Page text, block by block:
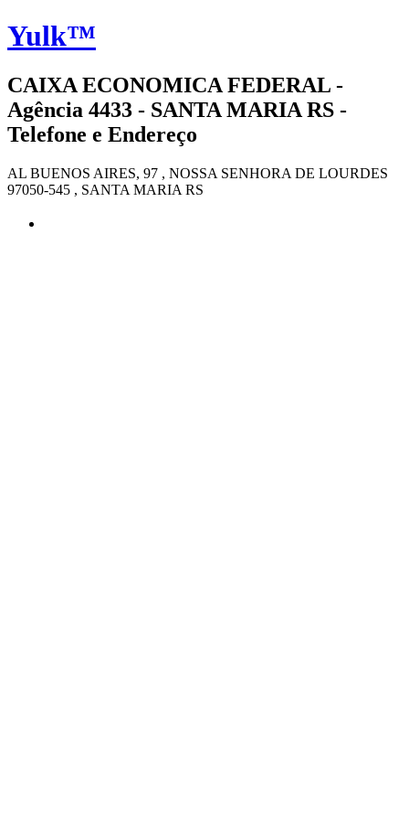
Yulk™
CAIXA ECONOMICA FEDERAL -
Agência 4433 - SANTA MARIA RS -
Telefone e Endereço
AL BUENOS AIRES, 97 , NOSSA SENHORA DE LOURDES
97050-545 , SANTA MARIA RS